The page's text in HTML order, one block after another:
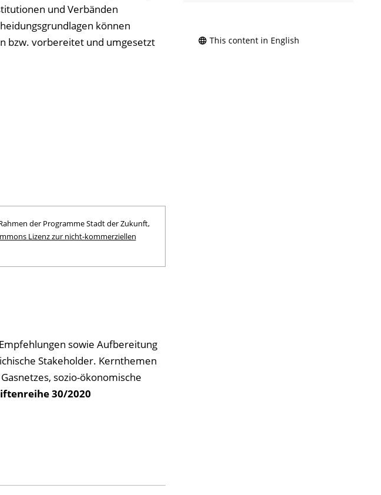
und Verbänden
können
bzw. vorbereitet und umgesetzt
der Programme Stadt der Zukunft,
Lizenz zur nicht-kommerziellen
sowie Aufbereitung
Stakeholder. Kernthemen
sozio-ökonomische
30/2020
This content in English